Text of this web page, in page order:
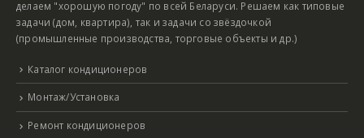
делаем "хорошую погоду" по всей Беларуси. Решаем как типовые
задачи (дом, квартира), так и задачи со звёздочкой
(промышленные производства, торговые объекты и др.)
Каталог кондиционеров
Монтаж/Установка
Ремонт кондиционеров